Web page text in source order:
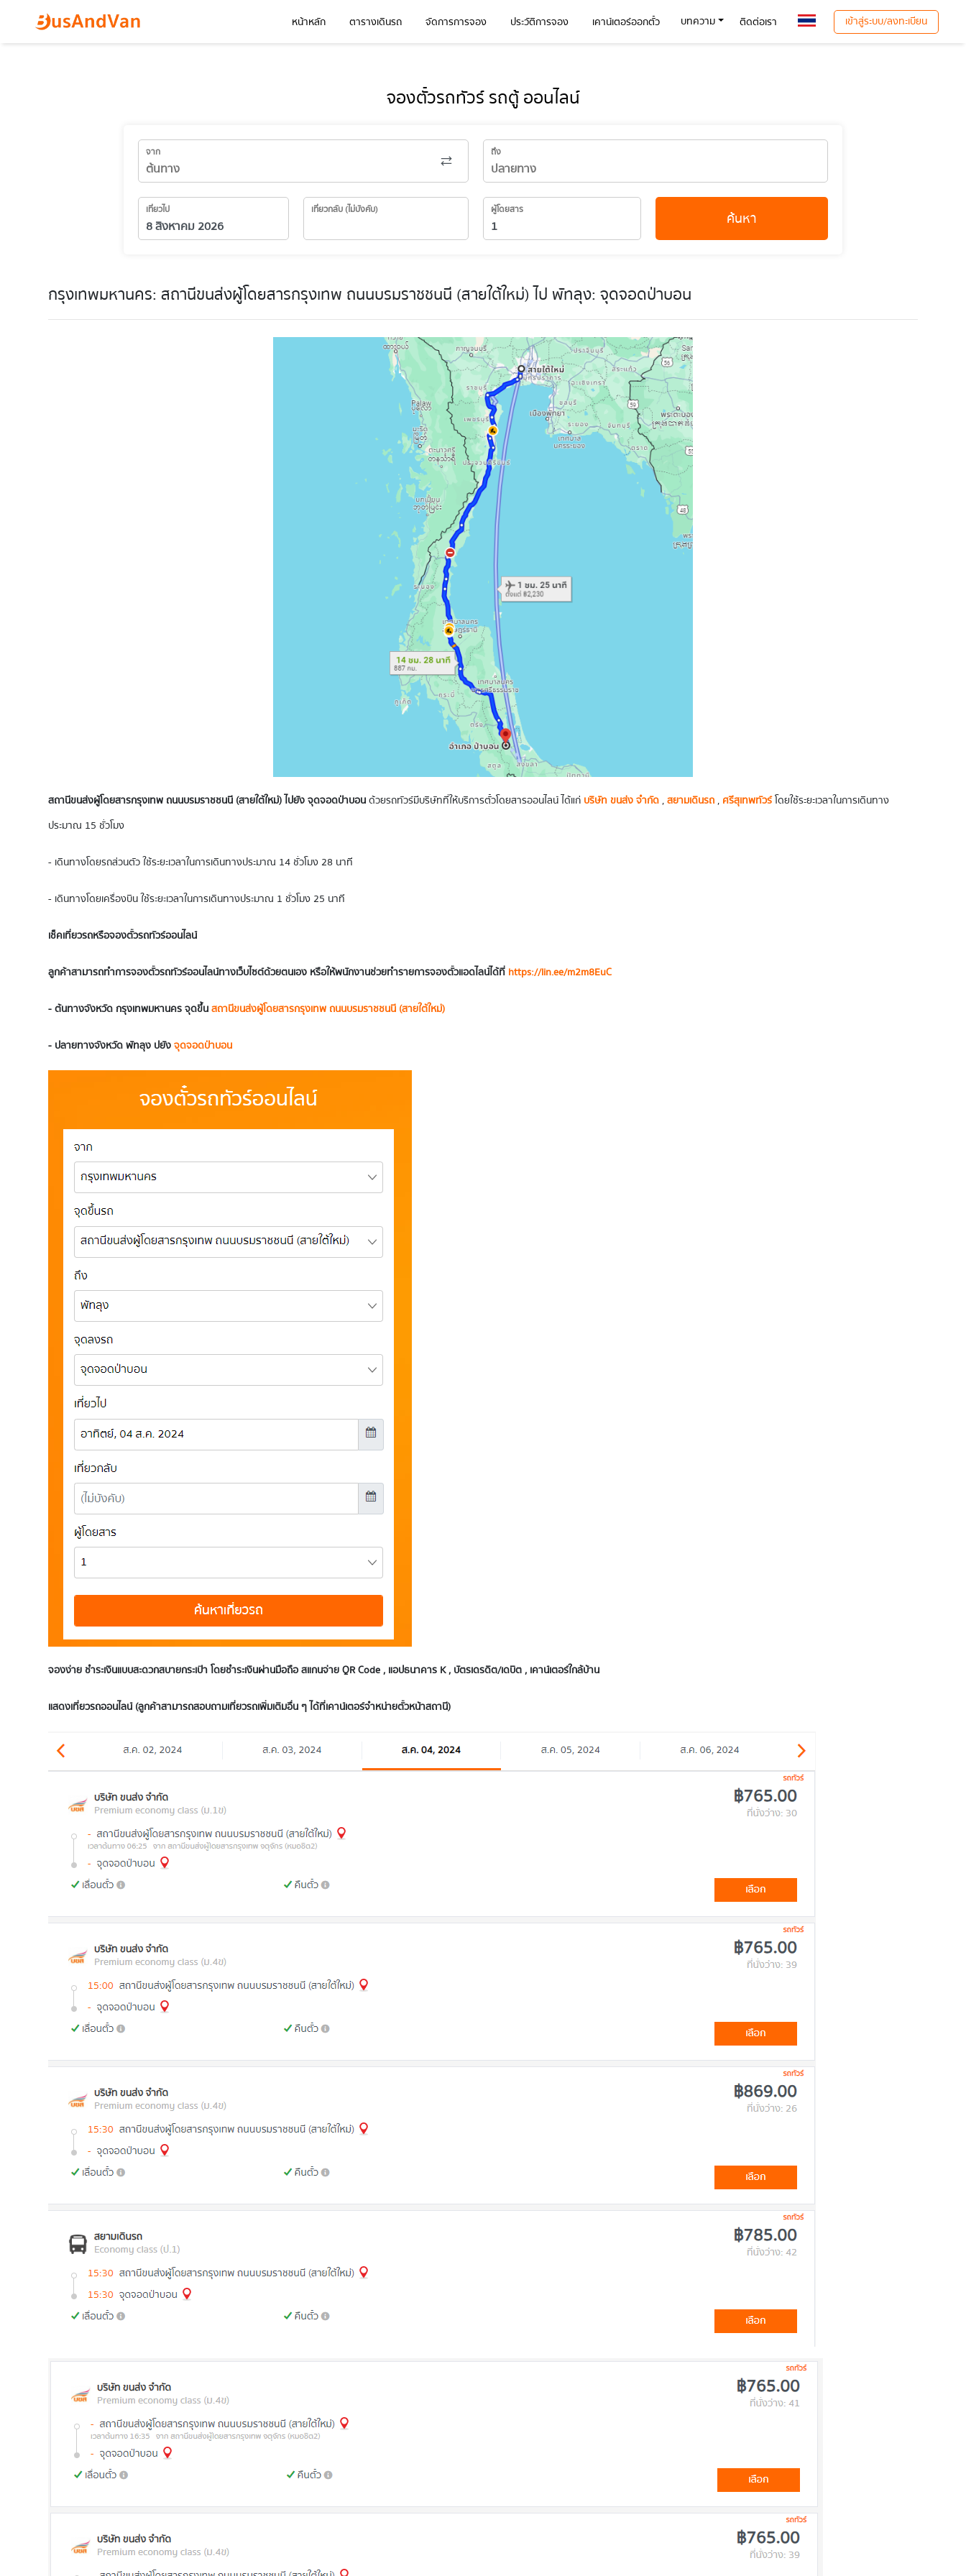
หน้าหลัก ตารางเดินรถ จัดการการจอง ประวัติการจอง เคาน์เตอร์ออกตั๋ว บทความ ติดต่อเรา เข้าสู่ระบบ/ลงทะเบียน
จองตั๋วรถทัวร์ รถตู้ ออนไลน์
จาก ถึง
เที่ยวไป เที่ยวกลับ (ไม่บังคับ) ผู้โดยสาร ค้นหา
กรุงเทพมหานคร: สถานีขนส่งผู้โดยสารกรุงเทพ ถนนบรมราชชนนี (สายใต้ใหม่) ไป พัทลุง: จุดจอดป่าบอน
สถานีขนส่งผู้โดยสารกรุงเทพ ถนนบรมราชชนนี (สายใต้ใหม่) ไปยัง จุดจอดป่าบอนด้วยรถทัวร์มีบริษัทที่ให้บริการตั๋วโดยสารออนไลน์ ได้แก่ บริษัท ขนส่ง จำกัด,สยามเดินรถ, ศรีสุเทพทัวร์โดยใช้ระยะเวลาในการเดินทาง
ประมาณ 15 ชั่วโมง
- เดินทางโดยรถส่วนตัว ใช้ระยะเวลาในการเดินทางประมาณ 14 ชั่วโมง 28 นาที
- เดินทางโดยเครื่องบิน ใช้ระยะเวลาในการเดินทางประมาณ 1 ชั่วโมง 25 นาที
เช็คเที่ยวรถหรือจองตั๋วรถทัวร์ออนไลน์
ลูกค้าสามารถทำการจองตั๋วรถทัวร์ออนไลน์ทางเว็บไซต์ด้วยตนเอง หรือให้พนักงานช่วยทำรายการจองตั๋วแอดไลน์ได้ที่ https://lin.ee/m2m8EuC
- ต้นทางจังหวัดกรุงเทพมหานครจุดขึ้นสถานีขนส่งผู้โดยสารกรุงเทพ ถนนบรมราชชนนี (สายใต้ใหม่)
- ปลายทางจังหวัด พัทลุง ปยังจุดจอดป่าบอน
จองง่าย ชำระเงินแบบสะดวกสบายกระเป๋า โดยชำระเงินผ่านมือถือ สแกนจ่าย QR Code , แอปธนาคาร K , บัตรเดรดิต/เดบิต , เคาน์เตอร์ใกล้บ้าน
แสดงเที่ยวรถออนไลน์ (ลูกค้าสามารถสอบถามเที่ยวรถเพิ่มเติมอื่น ๆ ได้ที่เคาน์เตอร์จำหน่ายตั๋วหน้าสถานี)